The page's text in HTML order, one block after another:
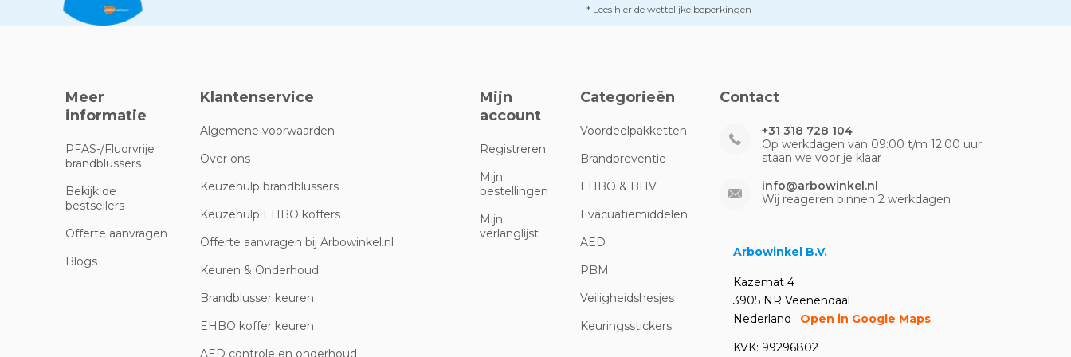
* Lees hier de wettelijke beperkingen
Meer
informatie
PFAS-/Fluorvrije
brandblussers
Bekijk de
bestsellers
Offerte aanvragen
Blogs
Klantenservice
Algemene voorwaarden
Over ons
Keuzehulp brandblussers
Keuzehulp EHBO koffers
Offerte aanvragen bij Arbowinkel.nl
Keuren & Onderhoud
Brandblusser keuren
EHBO koffer keuren
AED controle en onderhoud
Mijn
account
Registreren
Mijn
bestellingen
Mijn
verlanglijst
Categorieën
Voordeelpakketten
Brandpreventie
EHBO & BHV
Evacuatiemiddelen
AED
PBM
Veiligheidshesjes
Keuringsstickers
Contact
+31 318 728 104
Op werkdagen van 09:00 t/m 12:00 uur
staan we voor je klaar
info@arbowinkel.nl
Wij reageren binnen 2 werkdagen
Arbowinkel B.V.
Kazemat 4
3905 NR Veenendaal
Nederland
Open in Google Maps
KVK: 99296802